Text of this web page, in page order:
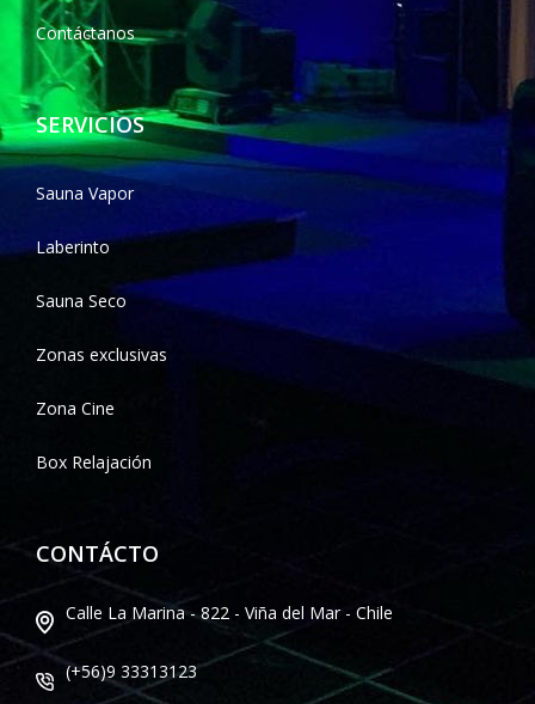
Contáctanos
SERVICIOS
Sauna Vapor
Laberinto
Sauna Seco
Zonas exclusivas
Zona Cine
Box Relajación
CONTÁCTO
Calle La Marina - 822 - Viña del Mar - Chile
(+56)9 33313123